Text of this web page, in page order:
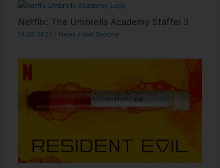
Netflix: The Umbrella Academy Staffel 3
14.03.2022 / News / Von Spoonie